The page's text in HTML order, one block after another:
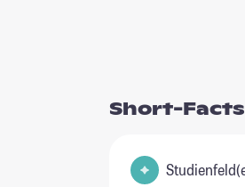
Short-Facts